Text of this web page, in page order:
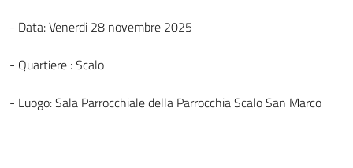
- Data: Venerdi 28 novembre 2025
- Quartiere : Scalo
- Luogo: Sala Parrocchiale della Parrocchia Scalo San Marco